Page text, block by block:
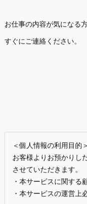
お仕事の内容が気になる
すぐにご連絡ください。
＜個人情報の利用目的＞
お客様よりお預かりし
させていただきます。
・本サービスに関する
・本サービスの運営上